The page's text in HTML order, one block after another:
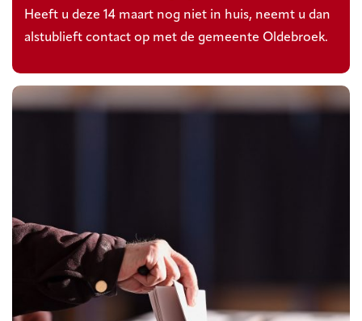
Heeft u deze 14 maart nog niet in huis, neemt u dan
alstublieft contact op met de gemeente Oldebroek.